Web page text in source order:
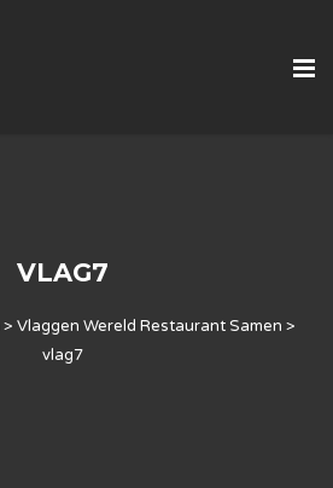
VLAG7
> Vlaggen Wereld Restaurant Samen >
vlag7